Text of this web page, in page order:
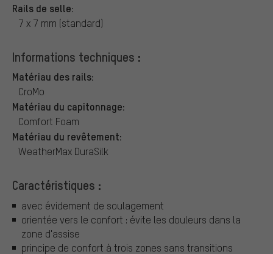
Rails de selle:
7 x 7 mm (standard)
Informations techniques :
Matériau des rails:
CroMo
Matériau du capitonnage:
Comfort Foam
Matériau du revêtement:
WeatherMax DuraSilk
Caractéristiques :
avec évidement de soulagement
orientée vers le confort : évite les douleurs dans la
zone d'assise
principe de confort à trois zones sans transitions